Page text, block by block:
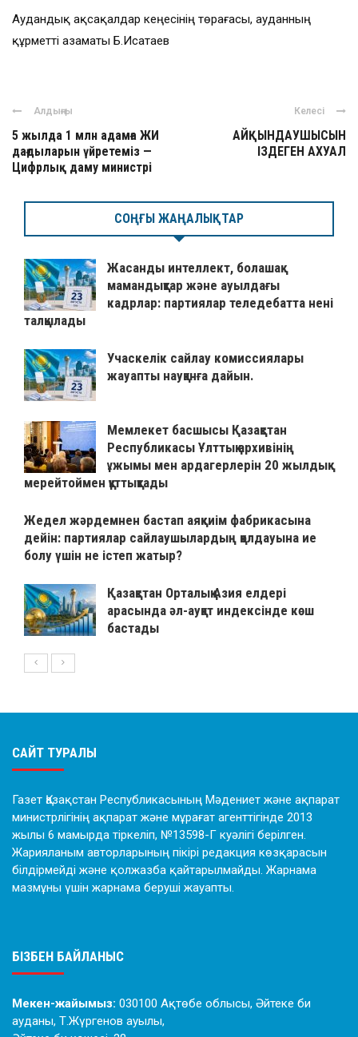
Аудандық ақсақалдар кеңесінің төрағасы, ауданның
құрметті азаматы Б.Исатаев
Алдыңғы
5 жылда 1 млн адамға ЖИ
дағдыларын үйретеміз —
Цифрлық даму министрі
Келесі
АЙҚЫНДАУШЫСЫН
ІЗДЕГЕН АХУАЛ
СОҢҒЫ ЖАҢАЛЫҚТАР
Жасанды интеллект, болашақ
мамандықтар және ауылдағы
кадрлар: партиялар теледебатта нені
талқылады
Учаскелік сайлау комиссиялары
жауапты науқанға дайын.
Мемлекет басшысы Қазақстан
Республикасы Ұлттық архивінің
ұжымы мен ардагерлерін 20 жылдық
мерейтоймен құттықтады
Жедел жәрдемнен бастап аяқкиім фабрикасына
дейін: партиялар сайлаушылардың қолдауына ие
болу үшін не істеп жатыр?
Қазақстан Орталық Азия елдері
арасында әл-ауқат индексінде көш
бастады
САЙТ ТУРАЛЫ
Газет Қазақстан Республикасының Мәдениет және ақпарат
министрлігінің ақпарат және мұрағат агенттігінде 2013
жылы 6 мамырда тіркеліп, №13598-Г куәлігі берілген.
Жарияланым авторларының пікірі редакция көзқарасын
білдірмейді және қолжазба қайтарылмайды. Жарнама
мазмұны үшін жарнама беруші жауапты.
БІЗБЕН БАЙЛАНЫС
Мекен-жайымыз: 030100 Ақтөбе облысы, Әйтеке би
ауданы, Т.Жүргенов ауылы,